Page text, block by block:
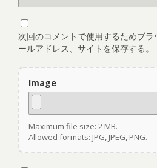
次回のコメントで使用するためブ
ールアドレス、サイトを保存する。
Image
Maximum file size: 2 MB.
Allowed formats: JPG, JPEG, PNG.